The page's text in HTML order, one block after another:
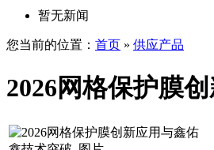
暂无新闻
您当前的位置： 首页 » 供应产品
2026网格保护膜